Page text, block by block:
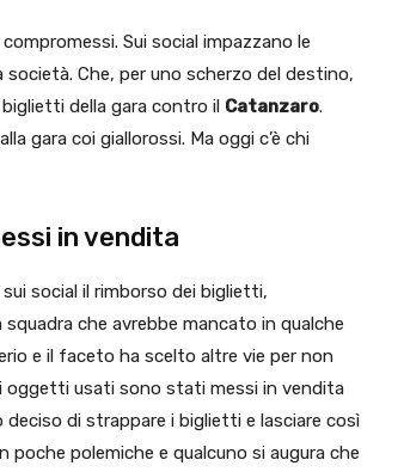
Sui social impazzano le
società. Che, per uno scherzo del destino,
della gara contro il Catanzaro.
gara coi giallorossi. Ma oggi c’è chi
in vendita
social il rimborso dei biglietti,
che avrebbe mancato in qualche
e il faceto ha scelto altre vie per non
oggetti usati sono stati messi in vendita
di strappare i biglietti e lasciare così
polemiche e qualcuno si augura che